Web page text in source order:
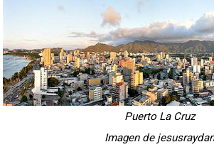
Puerto La Cruz
Imagen de jesusraydan